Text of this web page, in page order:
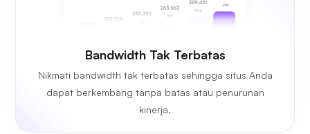
Bandwidth Tak Terbatas
Nikmati bandwidth tak terbatas sehingga situs Anda
dapat berkembang tanpa batas atau penurunan
kinerja.